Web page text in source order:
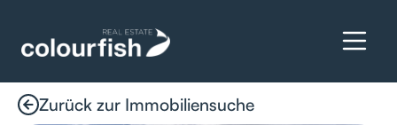
Zurück zur Immobiliensuche
Details anfragen